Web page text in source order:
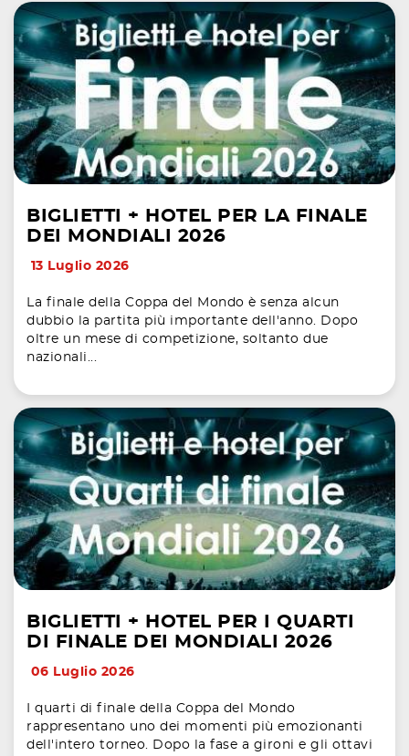
BIGLIETTI + HOTEL PER LA FINALE
DEI MONDIALI 2026
13 Luglio 2026
La finale della Coppa del Mondo è senza alcun
dubbio la partita più importante dell'anno. Dopo
oltre un mese di competizione, soltanto due
nazionali...
BIGLIETTI + HOTEL PER I QUARTI
DI FINALE DEI MONDIALI 2026
06 Luglio 2026
I quarti di finale della Coppa del Mondo
rappresentano uno dei momenti più emozionanti
dell'intero torneo. Dopo la fase a gironi e gli ottavi